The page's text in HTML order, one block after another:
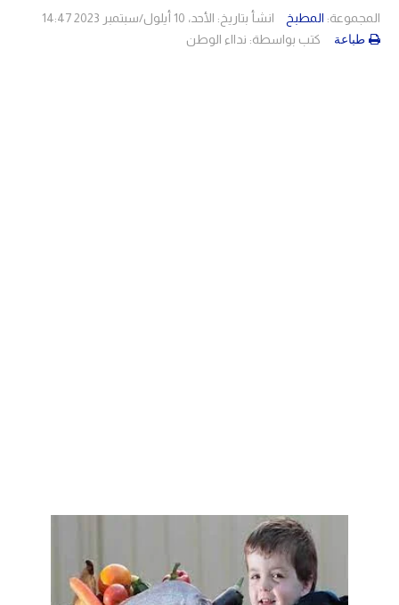
المجموعة: المطبخ
انشأ بتاريخ: الأحد، 10 أيلول/سبتمبر 2023 14:47
كتب بواسطة: ندااء الوطن طباعة
محلي
فلسطين
عربي